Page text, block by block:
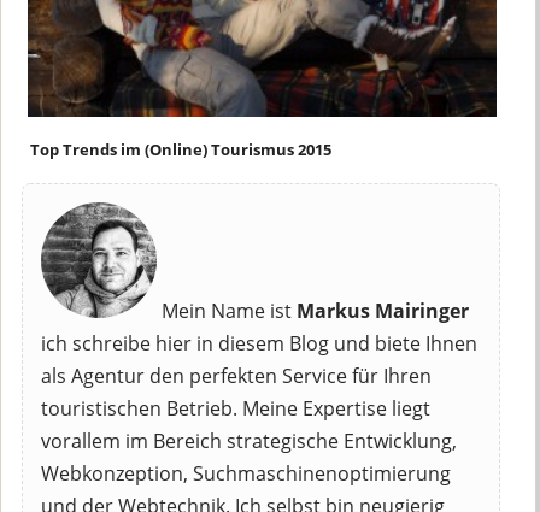
Top Trends im (Online) Tourismus 2015
Mein Name ist Markus Mairinger
ich schreibe hier in diesem Blog und biete Ihnen
als Agentur den perfekten Service für Ihren
touristischen Betrieb. Meine Expertise liegt
vorallem im Bereich strategische Entwicklung,
Webkonzeption, Suchmaschinenoptimierung
und der Webtechnik. Ich selbst bin neugierig